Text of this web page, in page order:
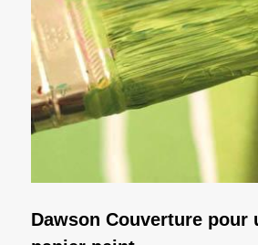
Dawson Couverture pour